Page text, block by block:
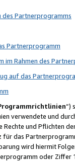
des Partnerprogramms
Partnerprogramm
im Rahmen des
auf das
“)
verwendete und
Rechte und Pflichten
das
wird hiermit
oder